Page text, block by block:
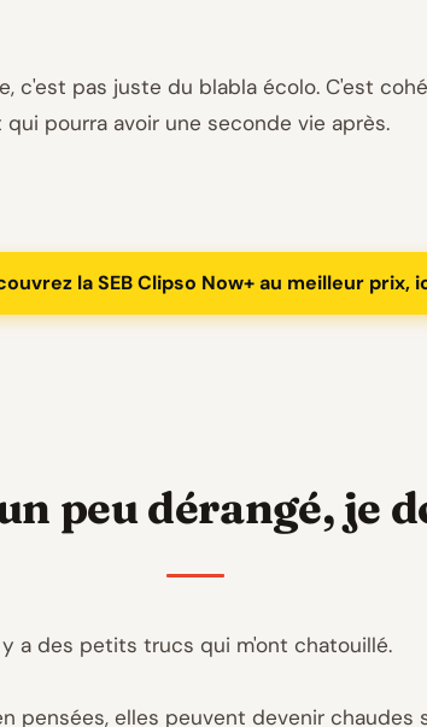
c'est pas juste du blabla écolo. C'est
pourra avoir une seconde vie après.
la SEB Clipso Now+ au meilleur prix,
peu dérangé, je
a des petits trucs qui m'ont chatouillé.
pensées, elles peuvent devenir chaudes